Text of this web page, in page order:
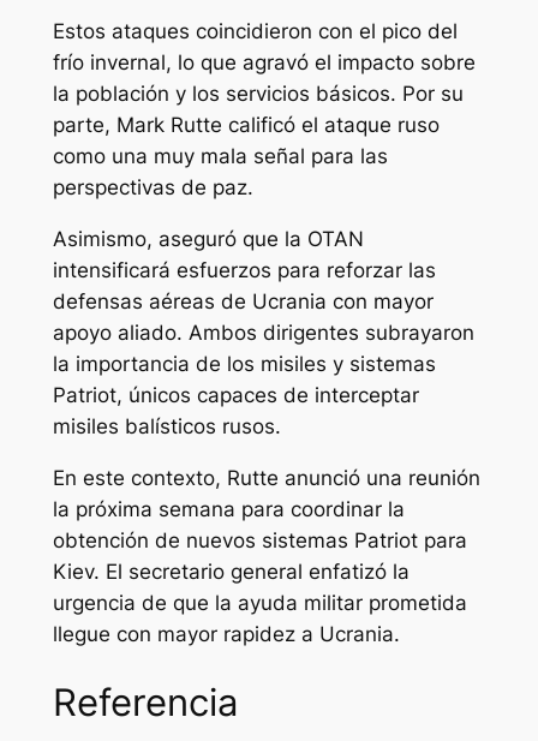
Estos ataques coincidieron con el pico del
frío invernal, lo que agravó el impacto sobre
la población y los servicios básicos. Por su
parte, Mark Rutte calificó el ataque ruso
como una muy mala señal para las
perspectivas de paz.
Asimismo, aseguró que la OTAN
intensificará esfuerzos para reforzar las
defensas aéreas de Ucrania con mayor
apoyo aliado. Ambos dirigentes subrayaron
la importancia de los misiles y sistemas
Patriot, únicos capaces de interceptar
misiles balísticos rusos.
En este contexto, Rutte anunció una reunión
la próxima semana para coordinar la
obtención de nuevos sistemas Patriot para
Kiev. El secretario general enfatizó la
urgencia de que la ayuda militar prometida
llegue con mayor rapidez a Ucrania.
Referencia